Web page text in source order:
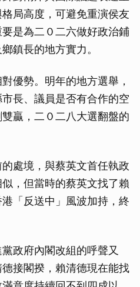
局高度，可避免重演侯友
是為二０二六做好政治鋪
鎮長的地方實力。
優勢。明年的地方選舉，
長、議員是否有合作的空
贏，二０二八大選翻盤的
處境，與蔡英文首任執政
，但當時的蔡英文找了賴
「反送中」風波加持，終
政府內閣改組的呼聲又
接閣揆，賴清德現在能找